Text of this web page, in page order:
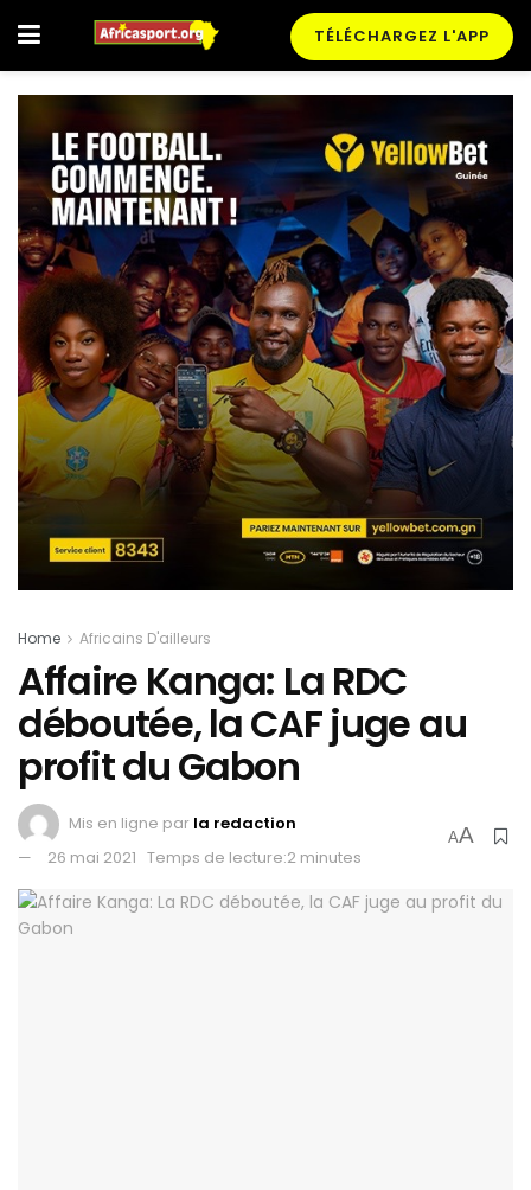
TÉLÉCHARGEZ L'APP
Home Africains D'ailleurs
Affaire Kanga: La RDC
déboutée, la CAF juge au
profit du Gabon
Mis en ligne par la redaction
26 mai 2021 Temps de lecture:2 minutes
AA